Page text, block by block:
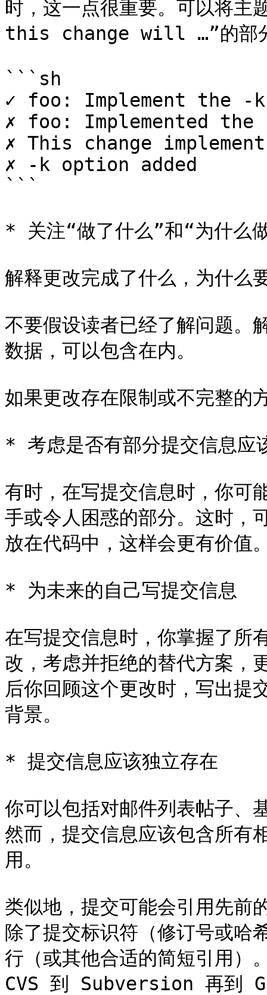
时，这一点很重要。可以将
this change will …”的部
```sh
✓ foo: Implement the -
✗ foo: Implemented
✗ This change
✗ -k option added
```
* 关注“做了什么”和“为什么
解释更改完成了什么，为什么
不要假设读者已经了解问题。
数据，可以包含在内。
如果更改存在限制或不完整的
* 考虑是否有部分提交信息应
有时，在写提交信息时，你可
手或令人困惑的部分。这时，
放在代码中，这样会更有价值
* 为未来的自己写提交信息
在写提交信息时，你掌握了所
改，考虑并拒绝的替代方案，
后你回顾这个更改时，写出提
背景。
* 提交信息应该独立存在
你可以包括对邮件列表帖子、
然而，提交信息应该包含所有
用。
类似地，提交可能会引用先
除了提交标识符（修订号或哈
行（或其他合适的简短引用）
CVS 到 Subversion 再到